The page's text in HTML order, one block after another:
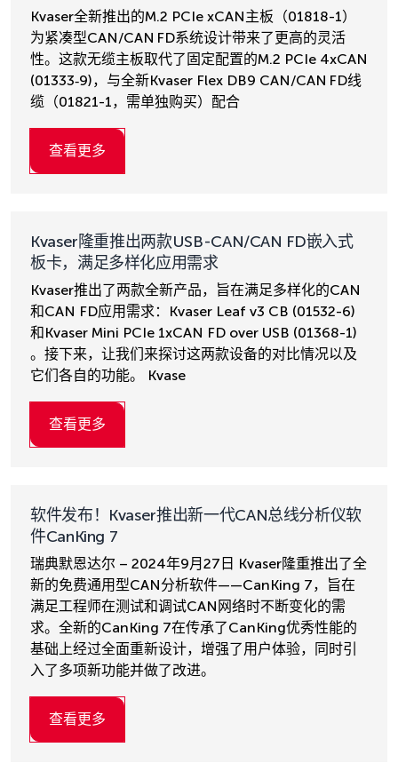
Kvaser全新推出的M.2 PCIe xCAN主板（01818-1）
为紧凑型CAN/CAN FD系统设计带来了更高的灵活
性。这款无缆主板取代了固定配置的M.2 PCIe 4xCAN
(01333‑9)，与全新Kvaser Flex DB9 CAN/CAN FD线
缆（01821-1，需单独购买）配合
查看更多
Kvaser隆重推出两款USB-CAN/CAN FD嵌入式
板卡，满足多样化应用需求
Kvaser推出了两款全新产品，旨在满足多样化的CAN
和CAN FD应用需求：Kvaser Leaf v3 CB (01532-6)
和Kvaser Mini PCIe 1xCAN FD over USB (01368-1)
。接下来，让我们来探讨这两款设备的对比情况以及
它们各自的功能。 Kvase
查看更多
软件发布！Kvaser推出新一代CAN总线分析仪软
件CanKing 7
瑞典默恩达尔 – 2024年9月27日 Kvaser隆重推出了全
新的免费通用型CAN分析软件——CanKing 7，旨在
满足工程师在测试和调试CAN网络时不断变化的需
求。全新的CanKing 7在传承了CanKing优秀性能的
基础上经过全面重新设计，增强了用户体验，同时引
入了多项新功能并做了改进。
查看更多